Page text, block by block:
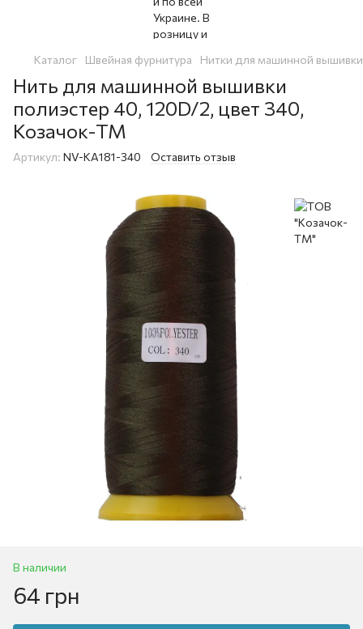
Каталог Швейная фурнитура Нитки для машинной вышивки
Нить для машинной вышивки
полиэстер 40, 120D/2, цвет 340,
Козачок-ТМ
Артикул: NV-KA181-340 Оставить отзыв
В наличии
64 грн